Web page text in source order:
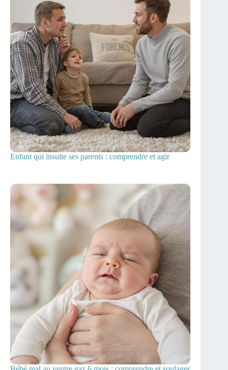
Enfant qui insulte ses parents : comprendre et agir